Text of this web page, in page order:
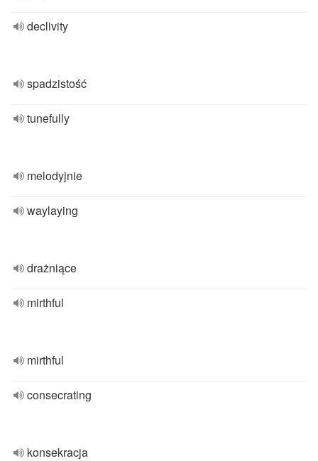
declivity
spadzistość
tunefully
melodyjnie
waylaying
drażniące
mirthful
mirthful
consecrating
konsekracja